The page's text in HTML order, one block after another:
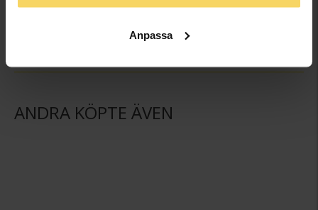
Anpassa
ANDRA KÖPTE ÄVEN